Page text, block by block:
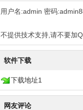
用户名:admin 密码
不提供技术支持,请不要加
软件下载
下载地址1
网友评论